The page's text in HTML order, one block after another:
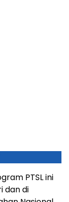
PTSL ini
dan di